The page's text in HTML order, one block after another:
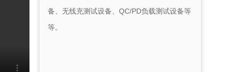
备、无线充测试设备、QC/PD负载测试设备等
等。